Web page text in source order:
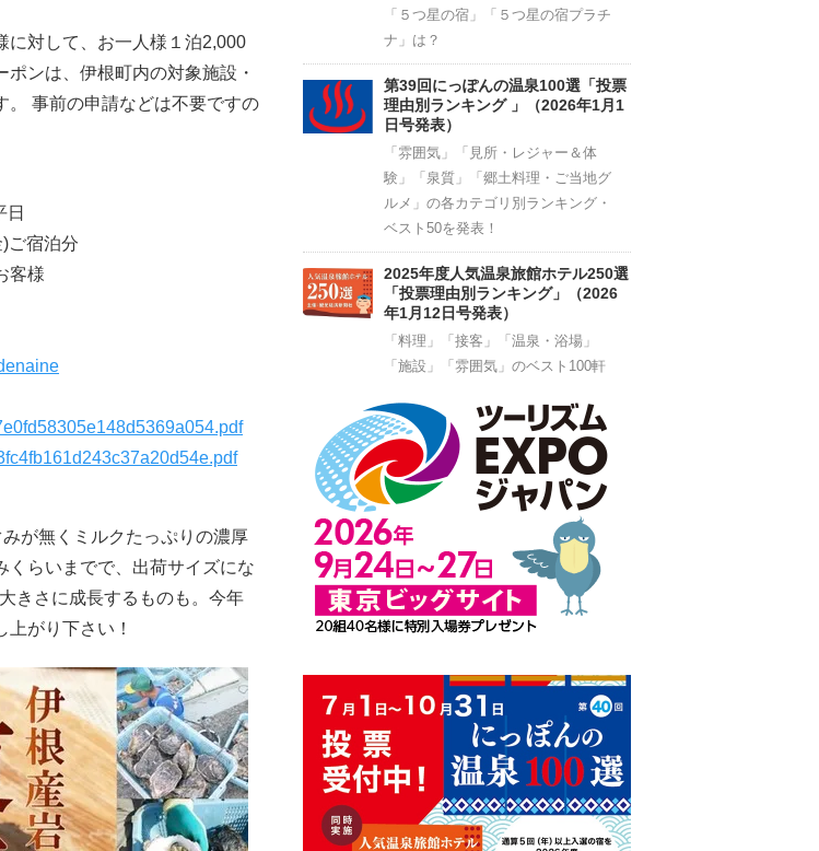
に対して、お一人様１泊2,000
ンは、伊根町内の対象施設・
。 事前の申請などは不要ですの
日
ご宿泊分
客様
が無くミルクたっぷりの濃厚
くらいまでで、出荷サイズにな
きさに成長するものも。今年
がり下さい！
「５つ星の宿」「５つ星の宿プラチ
ナ」は？
第39回にっぽんの温泉100選「投票
理由別ランキング 」（2026年1月1
日号発表）
「雰囲気」「見所・レジャー＆体
験」「泉質」「郷土料理・ご当地グ
ルメ」の各カテゴリ別ランキング・
ベスト50を発表！
2025年度人気温泉旅館ホテル250選
「投票理由別ランキング」（2026
年1月12日号発表）
「料理」「接客」「温泉・浴場」
「施設」「雰囲気」のベスト100軒